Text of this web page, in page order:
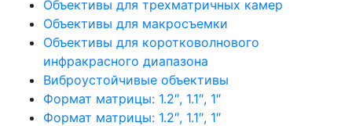
Объективы для трехматричных камер
Объективы для макросъемки
Объективы для коротковолнового
инфракрасного диапазона
Виброустойчивые объективы
Формат матрицы: 1.2″, 1.1″, 1″
Формат матрицы: 1.2″, 1.1″, 1″